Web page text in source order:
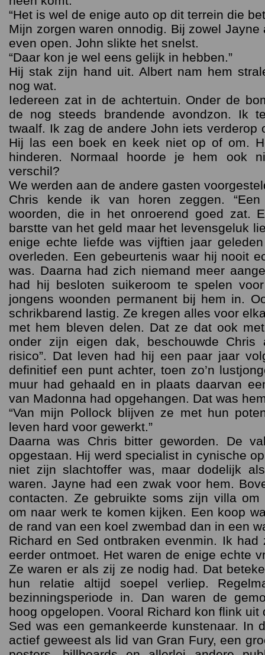
“Het is wel de enige auto op dit terrein die
Mijn zorgen waren onnodig. Bij zowel
even open. John slikte het snelst.
“Daar kon je wel eens gelijk in hebben.”
Hij stak zijn hand uit. Albert nam hem
nog wat.
Iedereen zat in de achtertuin. Onder de
de nog steeds brandende avondzon. Ik
twaalf. Ik zag de andere John iets verderop
Hij las een boek en keek niet op of om.
hinderen. Normaal hoorde je hem ook
verschil?
We werden aan de andere gasten
Chris kende ik van horen zeggen. “Een
woorden, die in het onroerend goed zat.
barstte van het geld maar het levensgeluk
enige echte liefde was vijftien jaar
overleden. Een gebeurtenis waar hij nooit
was. Daarna had zich niemand meer
had hij besloten suikeroom te spelen
jongens woonden permanent bij hem in.
schrikbarend lastig. Ze kregen alles voor
met hem bleven delen. Dat ze dat ook
onder zijn eigen dak, beschouwde Chris
risico”. Dat leven had hij een paar jaar
definitief een punt achter, toen zo’n
muur had gehaald en in plaats daarvan
van Madonna had opgehangen. Dat was
“Van mijn Pollock blijven ze met hun
leven hard voor gewerkt.”
Daarna was Chris bitter geworden. De
opgestaan. Hij werd specialist in cynische
niet zijn slachtoffer was, maar dodelijk
waren. Jayne had een zwak voor hem.
contacten. Ze gebruikte soms zijn villa
om naar werk te komen kijken. Een koop
de rand van een koel zwembad dan in een
Richard en Sed ontbraken evenmin. Ik had
eerder ontmoet. Het waren de enige echte
Ze waren er als zij ze nodig had. Dat
hun relatie altijd soepel verliep.
bezinningsperiode in. Dan waren de
hoog opgelopen. Vooral Richard kon flink uit
Sed was een gemankeerde kunstenaar. In
actief geweest als lid van Gran Fury, een